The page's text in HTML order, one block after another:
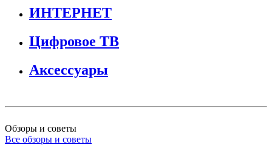
ИНТЕРНЕТ
Цифровое ТВ
Аксессуары
Обзоры и советы
Все обзоры и советы